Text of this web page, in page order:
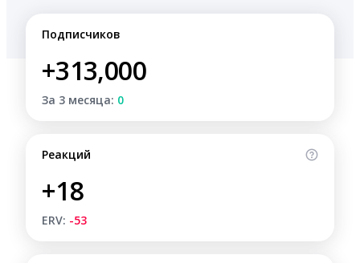
Подписчиков
+313,000
За 3 месяца: 0
Реакций
+18
ERV: -53